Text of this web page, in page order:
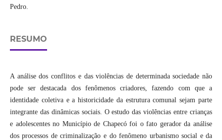
Pedro.
RESUMO
A análise dos conflitos e das violências de determinada sociedade não
pode ser destacada dos fenômenos criadores, fazendo com que a
identidade coletiva e a historicidade da estrutura comunal sejam parte
integrante das dinâmicas sociais. O estudo das violências entre crianças
e adolescentes no Município de Chapecó foi o fato gerador da análise
dos processos de criminalização e do fenômeno urbanismo social e da